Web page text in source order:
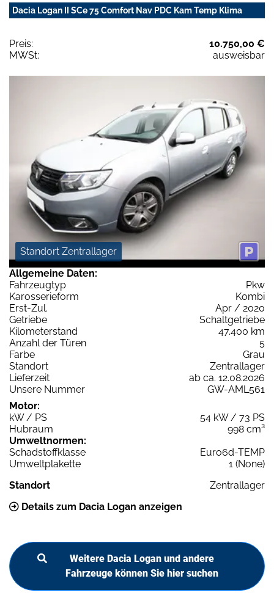
Dacia Logan II SCe 75 Comfort Nav PDC Kam Temp Klima
Preis:
10.750,00 €
MWSt:
ausweisbar
Standort Zentrallager
Allgemeine Daten:
Fahrzeugtyp
Pkw
Karosserieform
Kombi
Erst-Zul.
Apr / 2020
Getriebe
Schaltgetriebe
Kilometerstand
47.400 km
Anzahl der Türen
5
Farbe
Grau
Standort
Zentrallager
Lieferzeit
ab ca. 12.08.2026
Unsere Nummer
GW-AML561
Motor:
kW / PS
54 kW / 73 PS
Hubraum
998 cm³
Umweltnormen:
Schadstoffklasse
Euro6d-TEMP
Umweltplakette
1 (None)
Standort
Zentrallager
Details zum Dacia Logan anzeigen
Weitere Dacia Logan und andere
Fahrzeuge können Sie hier suchen